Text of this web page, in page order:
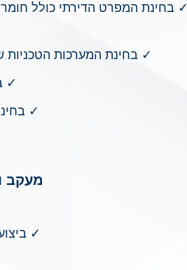
✓ בחינת המפרט הדירתי כולל
✓ בחינת המערכות הטכניות
✓
✓
מעקב
✓